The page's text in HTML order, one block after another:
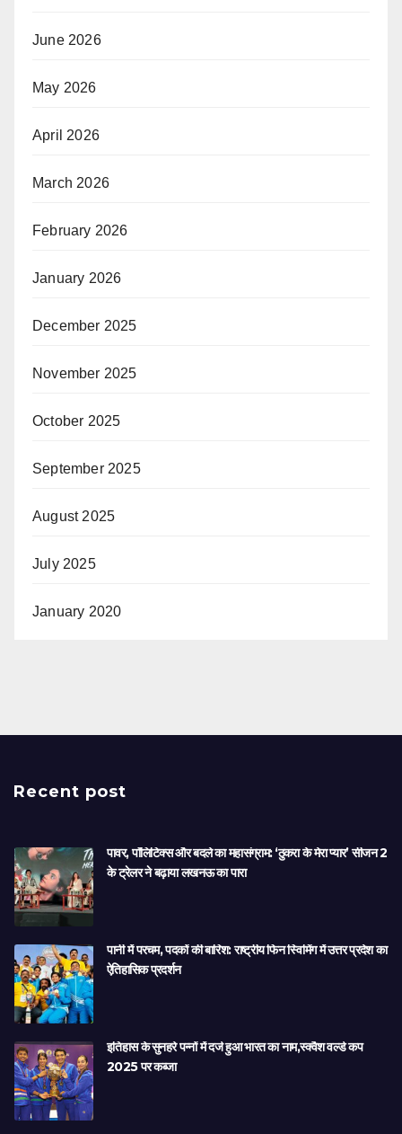
June 2026
May 2026
April 2026
March 2026
February 2026
January 2026
December 2025
November 2025
October 2025
September 2025
August 2025
July 2025
January 2020
Recent post
पावर, पॉलिटिक्स और बदले का महासंग्राम: ‘ठुकरा के मेरा प्यार’ सीजन 2
के ट्रेलर ने बढ़ाया लखनऊ का पारा
पानी में परचम, पदकों की बारिश: राष्ट्रीय फिन स्विमिंग में उत्तर प्रदेश का
ऐतिहासिक प्रदर्शन
इतिहास के सुनहरे पन्नों में दर्ज हुआ भारत का नाम,स्क्वैश वर्ल्ड कप
2025 पर कब्जा